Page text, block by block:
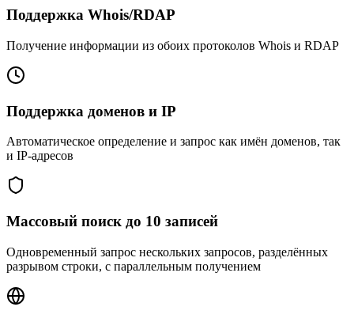
Поддержка Whois/RDAP
Получение информации из обоих протоколов Whois и RDAP
Поддержка доменов и IP
Автоматическое определение и запрос как имён доменов, так
и IP-адресов
Массовый поиск до 10 записей
Одновременный запрос нескольких запросов, разделённых
разрывом строки, с параллельным получением